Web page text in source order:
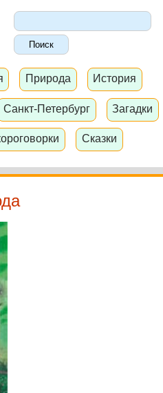
Природа История
Санкт-Петербург Загадки
Сказки